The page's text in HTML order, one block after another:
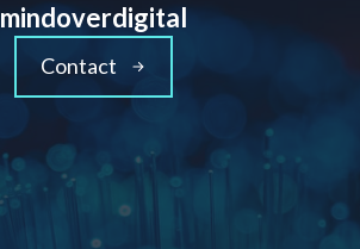
mindoverdigital
Contact